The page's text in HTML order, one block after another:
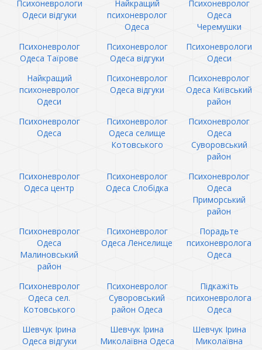
Психоневрологи
Одеси відгуки
Найкращий
психоневролог
Одеса
Психоневролог
Одеса
Черемушки
Психоневролог
Одеса Таїрове
Психоневролог
Одеса відгуки
Психоневрологи
Одеси
Найкращий
психоневролог
Одеси
Психоневролог
Одеса відгуки
Психоневролог
Одеса Київський
район
Психоневролог
Одеса
Психоневролог
Одеса селище
Котовського
Психоневролог
Одеса
Суворовський
район
Психоневролог
Одеса центр
Психоневролог
Одеса Слобідка
Психоневролог
Одеса
Приморський
район
Психоневролог
Одеса
Малиновський
район
Психоневролог
Одеса Ленселище
Порадьте
психоневролога
Одеса
Психоневролог
Одеса сел.
Котовського
Психоневролог
Суворовський
район Одеса
Підкажіть
психоневролога
Одеса
Шевчук Ірина
Одеса відгуки
Шевчук Ірина
Миколаївна Одеса
Шевчук Ірина
Миколаївна